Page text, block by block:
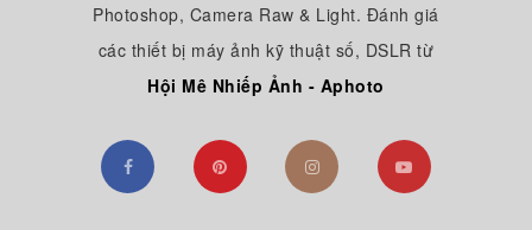
Photoshop, Camera Raw & Light. Đánh giá
các thiết bị máy ảnh kỹ thuật số, DSLR từ
Hội Mê Nhiếp Ảnh - Aphoto